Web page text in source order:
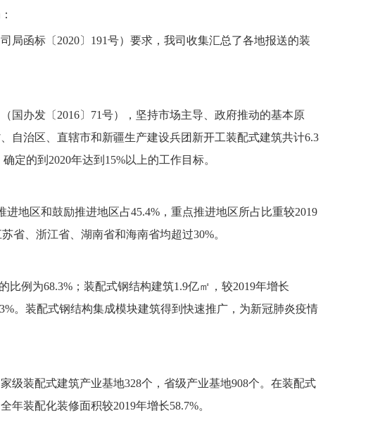
函标〔2020〕191号）要求，我司收集汇总了各地报送的装
办发〔2016〕71号），坚持市场主导、政府推动的基本原
自治区、直辖市和新疆生产建设兵团新开工装配式建筑共计6.3
定的到2020年达到15%以上的工作目标。
地区和鼓励推进地区占45.4%，重点推进地区所占比重较2019
省、浙江省、湖南省和海南省均超过30%。
例为68.3%；装配式钢结构建筑1.9亿㎡，较2019年增长
。装配式钢结构集成模块建筑得到快速推广，为新冠肺炎疫情
装配式建筑产业基地328个，省级产业基地908个。在装配式
装配化装修面积较2019年增长58.7%。